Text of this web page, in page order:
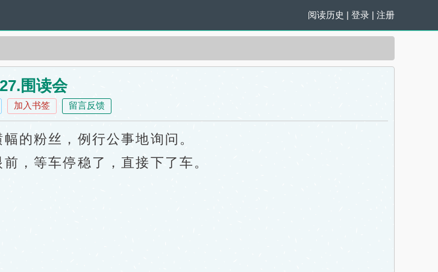
阅读历史 | 登录 | 注册
27.围读会
加入书签 留言反馈
的粉丝，例行公事地询问。
，等车停稳了，直接下了车。